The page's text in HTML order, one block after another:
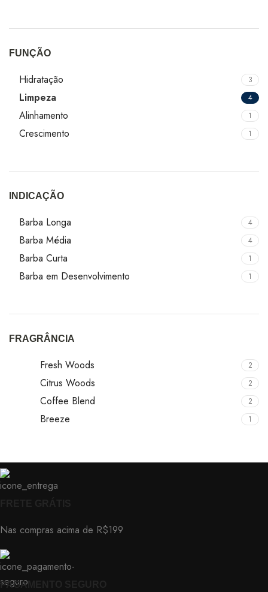
FUNÇÃO
Hidratação 3
Limpeza 4
Alinhamento 1
Crescimento 1
INDICAÇÃO
Barba Longa 4
Barba Média 4
Barba Curta 1
Barba em Desenvolvimento 1
FRAGRÂNCIA
Fresh Woods 2
Citrus Woods 2
Coffee Blend 2
Breeze 1
Nas compras acima de R$199
PAGAMENTO SEGURO